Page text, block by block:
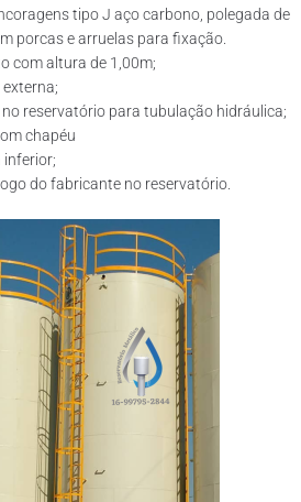
tipo J aço carbono, polegada de
porcas e arruelas para fixação.
com altura de 1,00m;
reservatório para tubulação hidráulica;
chapéu
inferior;
do fabricante no reservatório.